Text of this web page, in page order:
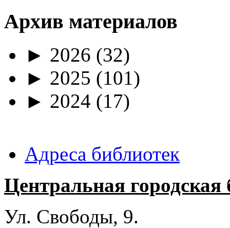
Архив материалов
► 2026 (32)
► 2025 (101)
► 2024 (17)
Адреса библиотек
Центральная
Ул. Свободы, 9.